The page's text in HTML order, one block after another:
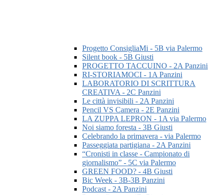
Progetto ConsigliaMi - 5B via Palermo
Silent book - 5B Giusti
PROGETTO TACCUINO - 2A Panzini
RI-STORIAMOCI - 1A Panzini
LABORATORIO DI SCRITTURA
CREATIVA - 2C Panzini
Le città invisibili - 2A Panzini
Pencil VS Camera - 2E Panzini
LA ZUPPA LEPRON - 1A via Palermo
Noi siamo foresta - 3B Giusti
Celebrando la primavera - via Palermo
Passeggiata partigiana - 2A Panzini
“Cronisti in classe - Campionato di
giornalismo” - 5C via Palermo
GREEN FOOD? - 4B Giusti
Bic Week - 3B-3B Panzini
Podcast - 2A Panzini